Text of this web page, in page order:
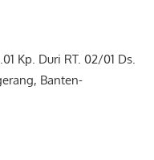
Kp. Duri RT. 02/01 Ds.
Banten-